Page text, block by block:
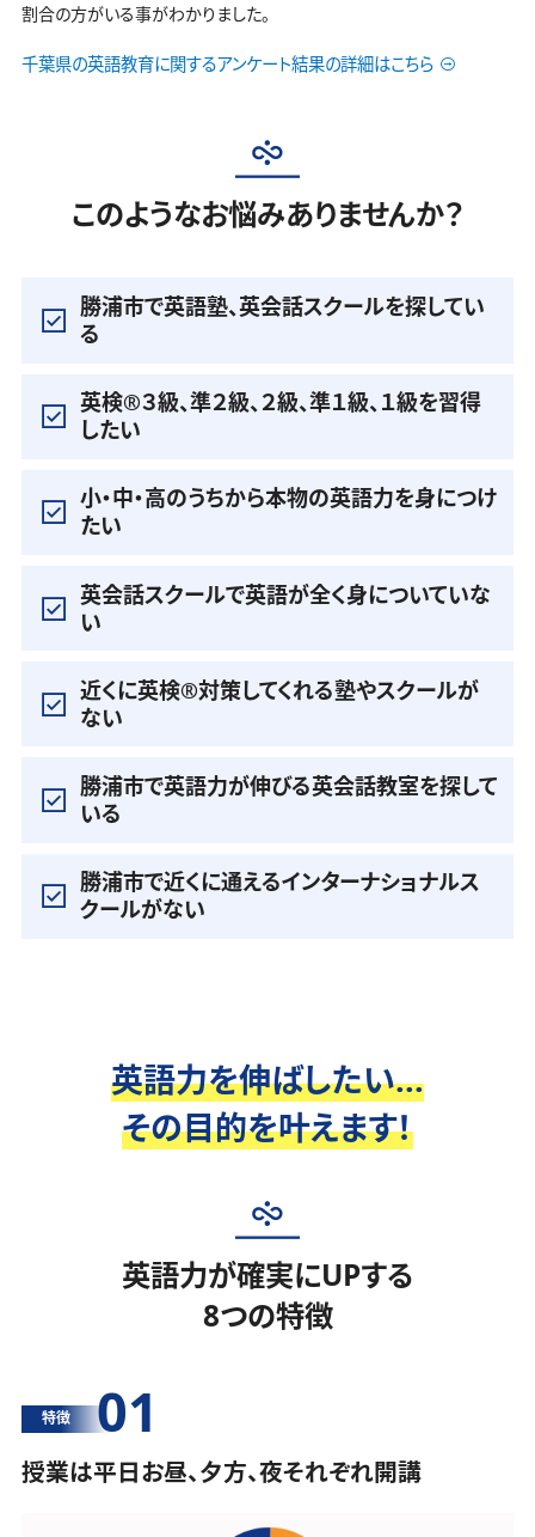
割合の方がいる事がわかりました。
千葉県の英語教育に関するアンケート結果の詳細はこちら
このようなお悩みありませんか？
勝浦市で英語塾、英会話スクールを探してい
る
英検®️３級、準２級、２級、準１級、１級を習得
したい
小・中・高のうちから本物の英語力を身につけ
たい
英会話スクールで英語が全く身についていな
い
近くに英検®️対策してくれる塾やスクールが
ない
勝浦市で英語力が伸びる英会話教室を探して
いる
勝浦市で近くに通えるインターナショナルス
クールがない
英語力を伸ばしたい...
その目的を叶えます！
英語力が確実にUPする
8つの特徴
特徴 01
授業は平日お昼、夕方、夜それぞれ開講